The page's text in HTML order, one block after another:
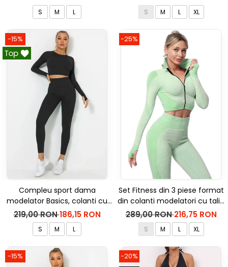
S
M L
S
M L XL
-15%
Compleu sport dama
modelator Basics, colanti cu
bluza, Negru
219,00 RON186,15 RON
S M L
-25%
Set Fitness din 3 piese format
din colanti modelatori cu talie
inalta, top si hanorac Ellite,
Verde Menta
289,00 RON216,75 RON
S M L XL
-15%
-20%